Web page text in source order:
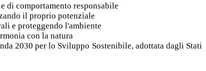
di comportamento responsabile
il proprio potenziale
e proteggendo l'ambiente
con la natura
2030 per lo Sviluppo Sostenibile, adottata dagli Stati